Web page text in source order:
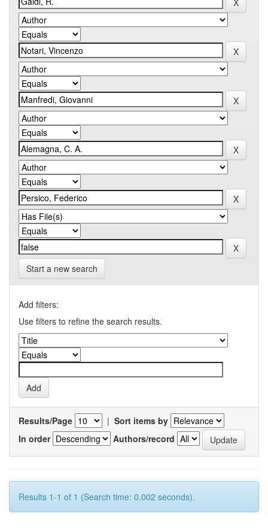
Start a new search
Add filters:
Use filters to refine the search results.
Results/Page | Sort items by
In order
Authors/record
Results 1-1 of 1 (Search time: 0.002 seconds).